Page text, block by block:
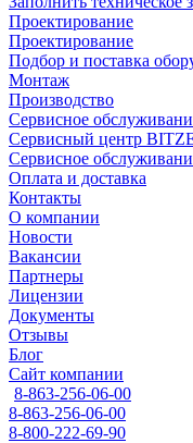
Проектирование
Проектирование
Подбор и поставка
Монтаж
Производство
Сервисное
Сервисный центр
Сервисное
Оплата и доставка
Контакты
О компании
Новости
Вакансии
Партнеры
Лицензии
Документы
Отзывы
Блог
Сайт компании
8-863-256-06-00
8-863-256-06-00
8-800-222-69-90